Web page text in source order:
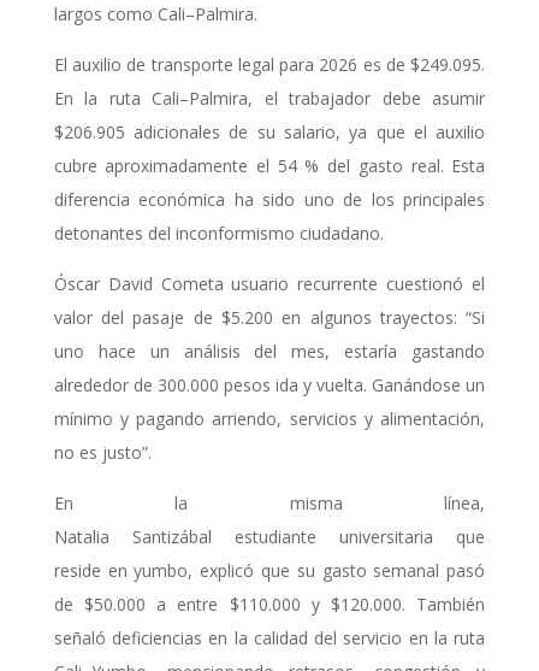
largos como Cali–Palmira.
El auxilio de transporte legal para 2026 es de $249.095.
En la ruta Cali–Palmira, el trabajador debe asumir
$206.905 adicionales de su salario, ya que el auxilio
cubre aproximadamente el 54 % del gasto real. Esta
diferencia económica ha sido uno de los principales
detonantes del inconformismo ciudadano.
Óscar David Cometa usuario recurrente cuestionó el
valor del pasaje de $5.200 en algunos trayectos: “Si
uno hace un análisis del mes, estaría gastando
alrededor de 300.000 pesos ida y vuelta. Ganándose un
mínimo y pagando arriendo, servicios y alimentación,
no es justo”.
En la misma línea,
Natalia Santizábal estudiante universitaria que
reside en yumbo, explicó que su gasto semanal pasó
de $50.000 a entre $110.000 y $120.000. También
señaló deficiencias en la calidad del servicio en la ruta